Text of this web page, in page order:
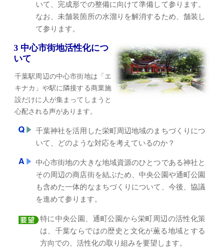
いて、完成形での整備に向けて準備して参ります。
なお、未舗装箇所の水溜りを解消するため、舗装し
て参ります。
3 中心市街地活性化につ
いて
千葉駅周辺の中心市街地は「エ
キナカ」や駅に隣接する商業施
設だけに人が集まってしまうと
心配される声があります。
千葉神社を活用した栄町周辺地域のまちづくりにつ
いて、どのような対応を考えているのか？
中心市街地の大きな地域資源のひとつである神社と
その周辺の商店街を結ぶため、中央公園や通町公園
も含めた一体的なまちづくりについて、今後、協議
を進めて参ります。
特に中央公園、通町公園から栄町周辺の活性化策
は、千葉ならではの歴史と文化が薫る地域とする
方向での、活性化の取り組みを要望します。